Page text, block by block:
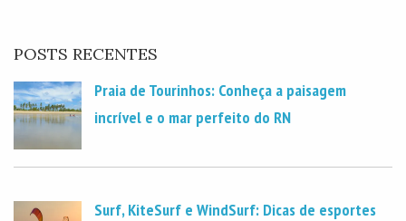
POSTS RECENTES
Praia de Tourinhos: Conheça a paisagem
incrível e o mar perfeito do RN
Surf, KiteSurf e WindSurf: Dicas de esportes